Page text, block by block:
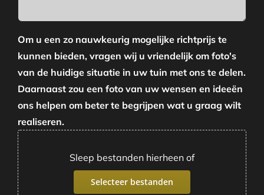
Om u een zo nauwkeurig mogelijke richtprijs te
kunnen bieden, vragen wij u vriendelijk om foto's
van de huidige situatie in uw tuin met ons te delen.
Daarnaast zou een foto van uw wensen en ideeën
ons helpen om beter te begrijpen wat u graag wilt
realiseren.
Sleep bestanden hierheen of
Selecteer bestanden